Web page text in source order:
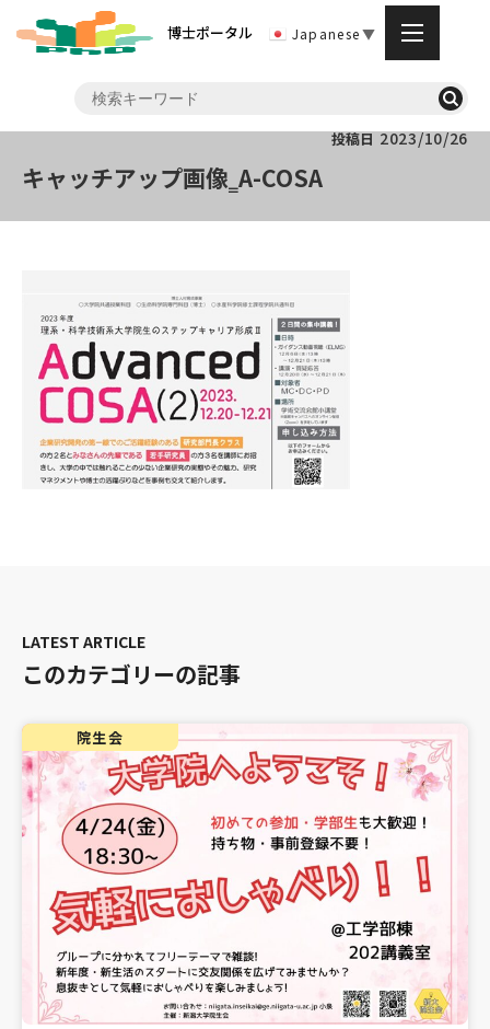
博士ポータル Japanese▼
投稿日 2023/10/26
キャッチアップ画像‗A-COSA
このカテゴリーの記事
院生会